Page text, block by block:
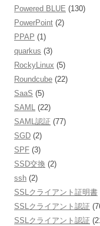
Powered BLUE (130)
PowerPoint (2)
PPAP (1)
quarkus (3)
RockyLinux (5)
Roundcube (22)
SaaS (5)
SAML (22)
SAML認証 (77)
SGD (2)
SPF (3)
SSD交換 (2)
ssh (2)
SSLクライアント証明書
SSLクライアント認証
SSLクライアント認証